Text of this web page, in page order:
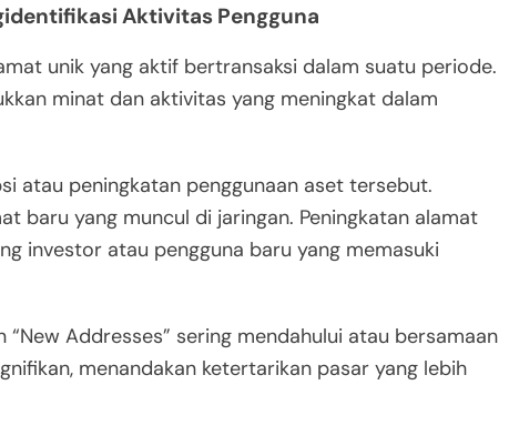
Aktivitas Pengguna
unik yang aktif bertransaksi dalam suatu periode.
minat dan aktivitas yang meningkat dalam
atau peningkatan penggunaan aset tersebut.
baru yang muncul di jaringan. Peningkatan alamat
investor atau pengguna baru yang memasuki
“New Addresses” sering mendahului atau bersamaan
menandakan ketertarikan pasar yang lebih